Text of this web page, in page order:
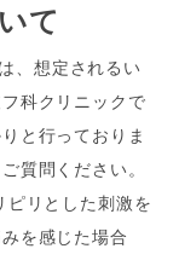
て
、想定されるい
科クリニックで
と行っておりま
質問ください。
ピリとした刺激を
を感じた場合